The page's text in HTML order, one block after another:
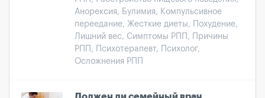
Анорексия, Булимия, Компульсивное
переедание, Жесткие диеты, Похудение,
Лишний вес, Симптомы РПП, Причины
РПП, Психотерапевт, Психолог,
Осложнения РПП